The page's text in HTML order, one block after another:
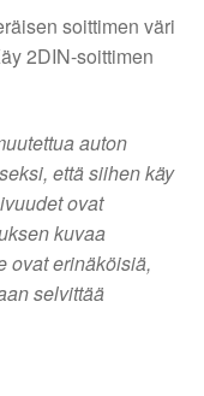
soittimen väri
2DIN-soittimen
auton
että siihen käy
ovat
kuvaa
ovat erinäköisiä,
selvittää